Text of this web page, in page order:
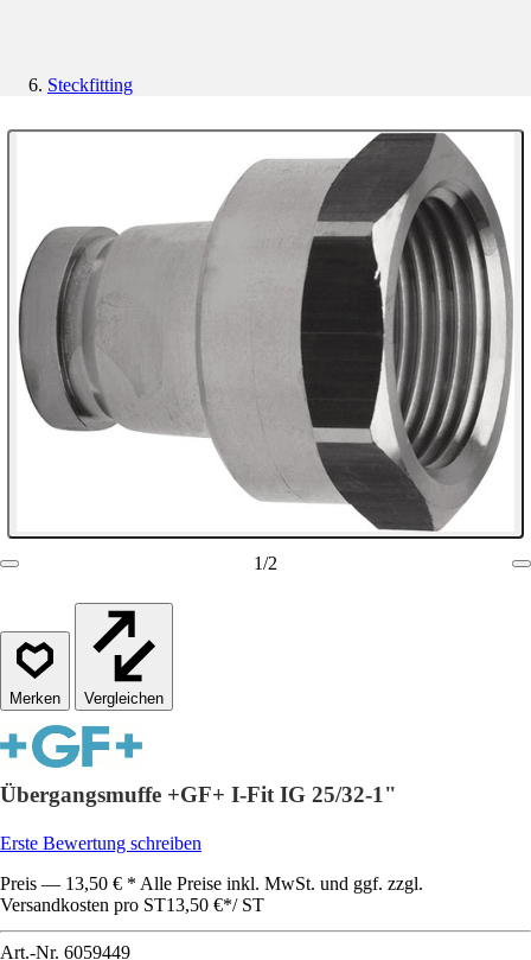
Steckfitting
1/2
Vergleichen
Übergangsmuffe +GF+ I-Fit IG 25/32-1"
Erste Bewertung schreiben
Preis — 13,50 € * Alle Preise inkl. MwSt. und ggf. zzgl.
Versandkosten pro ST13,50 €*/ ST
Art.-Nr. 6059449